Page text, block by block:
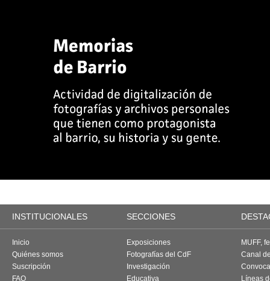
INSTITUCIONALES SECCIONES
Inicio
Quiénes somos
Suscripción
FAQ
Exposiciones
Fotografías del CdF
Investigación
Educativa
MUFF,
Canal
Líneas